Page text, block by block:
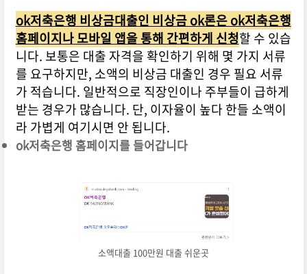
ok저축은행 비상금대출인 비상금 ok론은 ok저축은행
홈페이지나 모바일 앱을 통해 간편하게 신청할 수 있습
니다. 보통은 대출 자격을 확인하기 위해 몇 가지 서류
를 요구하지만, 소액의 비상금 대출인 경우 필요 서류
가 적습니다. 일반적으로 직장인이나 주부들이 급하게
받는 경우가 많습니다. 단, 이자율이 높다 한들 소액이
라 가볍게 여기시면 안 됩니다.
ok저축은행 홈페이지를 들어갑니다
소액대출 100만원 대출 쉬운곳